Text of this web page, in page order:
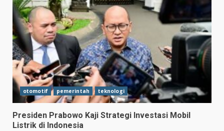
otomotif pemerintah teknologi
Presiden Prabowo Kaji Strategi Investasi Mobil
Listrik di Indonesia